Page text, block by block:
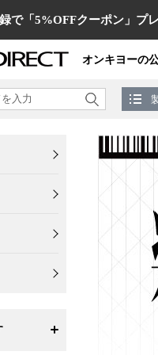
で「5%OFFクーポン」プ
オンキヨーの